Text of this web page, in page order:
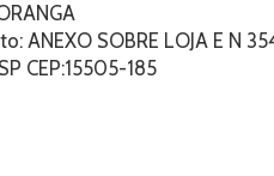
ANEXO SOBRE LOJA E N
CEP:15505-185